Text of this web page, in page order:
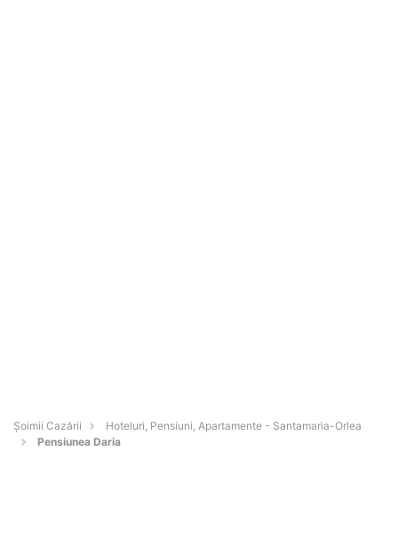
Șoimii Cazării
Hoteluri, Pensiuni, Apartamente - Santamaria-Orlea
Pensiunea Daria